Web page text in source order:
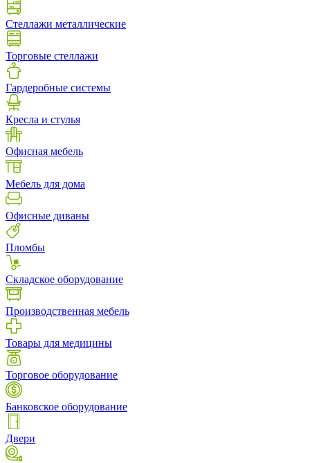
Стеллажи металлические
Торговые стеллажи
Гардеробные системы
Кресла и стулья
Офисная мебель
Мебель для дома
Офисные диваны
Пломбы
Складское оборудование
Производственная мебель
Товары для медицины
Торговое оборудование
Банковское оборудование
Двери